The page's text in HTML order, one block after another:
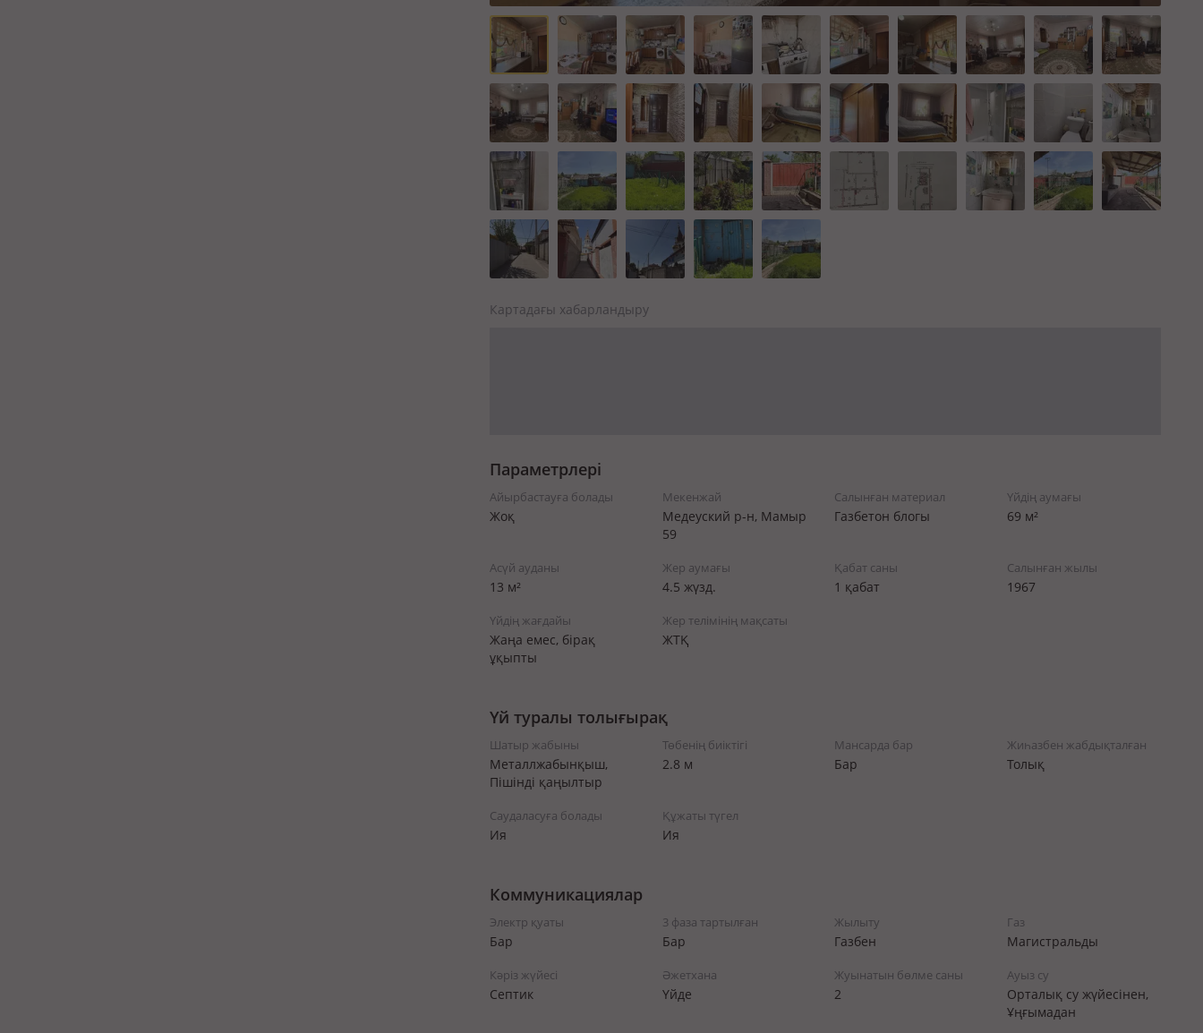
Картадағы хабарландыру
Параметрлері
Айырбастауға болады
Жоқ
Мекенжай
Медеуский р-н, Мамыр
59
Салынған материал
Газбетон блогы
Үйдің аумағы
69 м²
Асүй ауданы
13 м²
Жер аумағы
4.5 жүзд.
Қабат саны
1 қабат
Салынған жылы
1967
Үйдің жағдайы
Жаңа емес, бірақ
ұқыпты
Жер телімінің мақсаты
ЖТҚ
Үй туралы толығырақ
Шатыр жабыны
Металлжабынқыш,
Пішінді қаңылтыр
Төбенің биіктігі
2.8 м
Мансарда бар
Бар
Жиһазбен жабдықталған
Толық
Саудаласуға болады
Ия
Құжаты түгел
Ия
Коммуникациялар
Электр қуаты
Бар
3 фаза тартылған
Бар
Жылыту
Газбен
Газ
Магистральды
Кәріз жүйесі
Септик
Әжетхана
Үйде
Жуынатын бөлме саны
2
Ауыз су
Орталық су жүйесінен,
Ұңғымадан